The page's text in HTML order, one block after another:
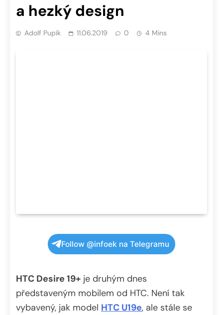
a hezký design
Adolf Pupík 11.06.2019 0 4 Mins
Follow @infoek na Telegramu
HTC Desire 19+ je druhým dnes
představeným mobilem od HTC. Není tak
vybavený, jak model HTC U19e, ale stále se